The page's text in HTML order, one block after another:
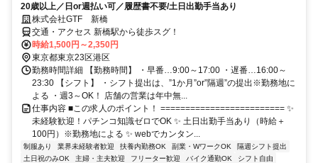
20歳以上／日or週払い可／履歴書不要/土日出勤手当あり
株式会社GTF 新橋
交通・アクセス 新橋駅から徒歩スグ！
時給1,500円～2,350円
東京都東京23区港区
勤務時間詳細 【勤務時間】 ・早番…9:00～17:00 ・遅番…16:00～
23:30 【シフト】 ・シフト提出は、”1か月”or”隔週”の提出※勤務地に
よる ・週3～OK！ 店舗の営業は年中無...
仕事内容 ■この求人のポイント！ ========================= ✨
未経験歓迎！パチンコ知識ゼロでOK ✨ 土日出勤手当あり（時給＋
100円）※勤務地による ✨ webでカンタン...
制服あり 業界未経験者歓迎 扶養内勤務OK 副業・WワークOK
隔週シフト提出
土日祝のみOK
主婦・主夫歓迎 フリーター歓迎 バイク通勤OK
シフト自由